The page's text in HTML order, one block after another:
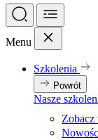
Menu
Szkolenia
Powrót
Nasze
Zobacz